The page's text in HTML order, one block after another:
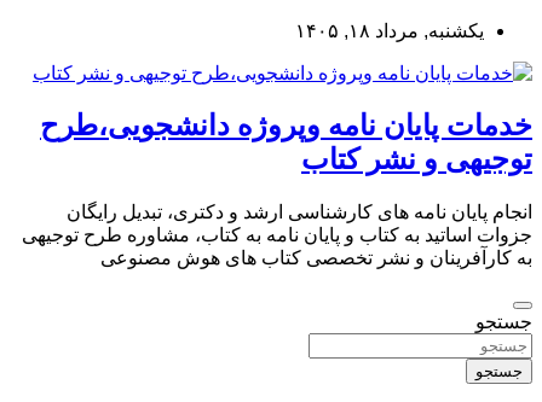
بروید
یکشنبه, مرداد ۱۸, ۱۴۰۵
خدمات پایان نامه وپروژه دانشجویی،طرح
توجیهی و نشر کتاب
انجام پایان نامه های کارشناسی ارشد و دکتری، تبدیل رایگان
جزوات اساتید به کتاب و پایان نامه به کتاب، مشاوره طرح توجیهی
به کارآفرینان و نشر تخصصی کتاب های هوش مصنوعی
جستجو
جستجو